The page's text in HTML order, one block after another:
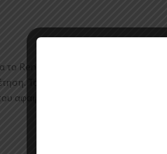
Renault 5 E-Tech
Το υλικό πλαστικού που
αφαιρείται πριν την τοποθέτηση.